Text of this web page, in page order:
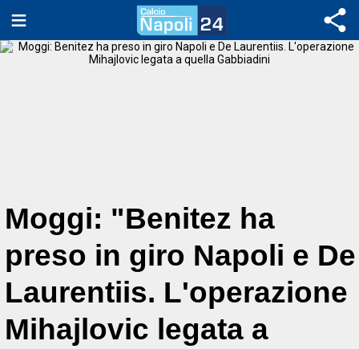
Moggi: "Benitez ha
preso in giro Napoli e De
Laurentiis. L'operazione
Mihajlovic legata a